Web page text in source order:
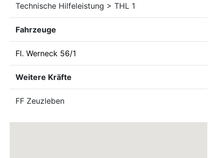
Technische Hilfeleistung > THL 1
Fahrzeuge
Fl. Werneck 56/1
Weitere Kräfte
FF Zeuzleben